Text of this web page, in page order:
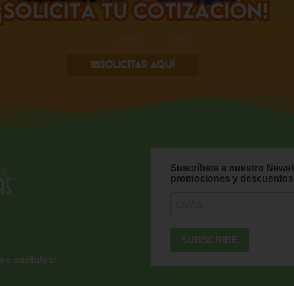
Solicitar aquí
sociales!